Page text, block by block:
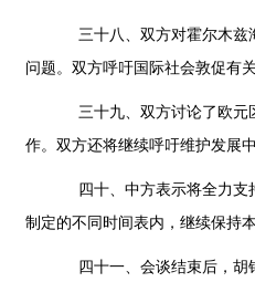
三十八、双方对霍尔木兹海
问题。双方呼吁国际社会敦促有
三十九、双方讨论了欧元区
作。双方还将继续呼吁维护发展
四十、中方表示将全力支持
制定的不同时间表内，继续保持
四十一、会谈结束后，胡